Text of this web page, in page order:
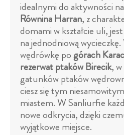
idealnymi do aktywności
Równina Harran, z
domami w kształcie uli,
na jednodniową
wędrówkę pogórach
rezerwat ptaków Birecik,
gatunków ptaków
ciesz się tym
miastem. W Sanliurfie
nowe odkrycia, dzięki
wyjątkowe miejsce.